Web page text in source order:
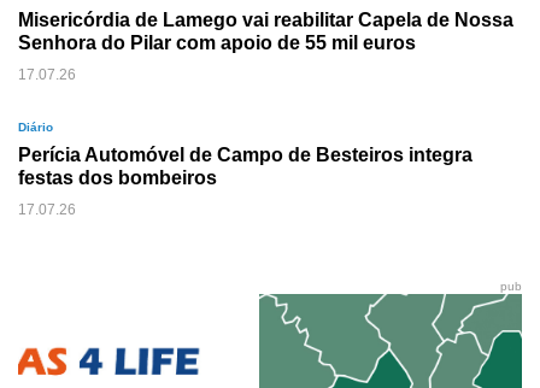
Misericórdia de Lamego vai reabilitar Capela de Nossa
Senhora do Pilar com apoio de 55 mil euros
17.07.26
Diário
Perícia Automóvel de Campo de Besteiros integra
festas dos bombeiros
17.07.26
pub